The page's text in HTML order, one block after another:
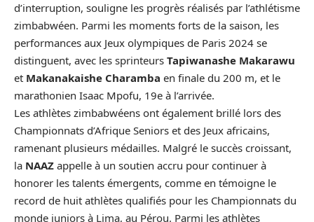
d’interruption, souligne les progrès réalisés par l’athlétisme
zimbabwéen. Parmi les moments forts de la saison, les
performances aux Jeux olympiques de Paris 2024 se
distinguent, avec les sprinteurs Tapiwanashe Makarawu
et Makanakaishe Charamba en finale du 200 m, et le
marathonien Isaac Mpofu, 19e à l’arrivée.
Les athlètes zimbabwéens ont également brillé lors des
Championnats d’Afrique Seniors et des Jeux africains,
ramenant plusieurs médailles. Malgré le succès croissant,
la NAAZ appelle à un soutien accru pour continuer à
honorer les talents émergents, comme en témoigne le
record de huit athlètes qualifiés pour les Championnats du
monde juniors à Lima, au Pérou. Parmi les athlètes